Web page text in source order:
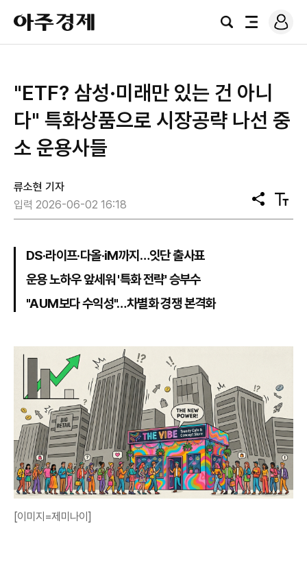
아
주
경
검
전
로
그
"ETF? 삼성·미래만 있는 건 아니
다" 특화상품으로 시장공략 나선 중
소 운용사들
류소현 기자
입력 2026-06-02 16:18
공
유
텍
스
DS·라이프·다올·iM까지…잇단 출사표
운용 노하우 앞세워 '특화 전략' 승부수
"AUM보다 수익성"…차별화 경쟁 본격화
[이미지=제미나이]